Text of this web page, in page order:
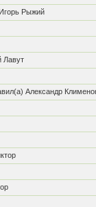
Рыжий
Лавут
Александр